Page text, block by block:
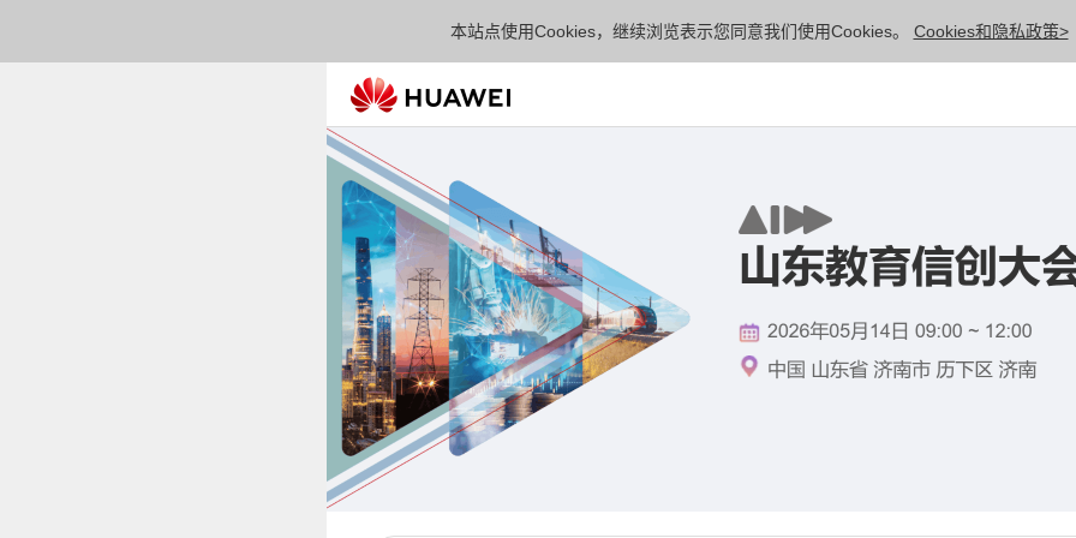
本站点使用Cookies，继续浏览表示您同意我们使用Cookies。 Cookies和隐私政策>